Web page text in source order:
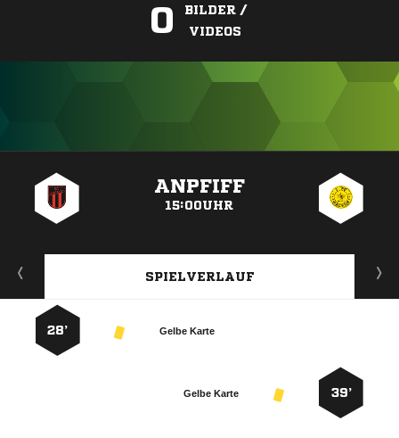
0
BILDER /
VIDEOS
ANPFIFF
15:00UHR
SPIELVERLAUF
Gelbe Karte
28’
39’
Gelbe Karte